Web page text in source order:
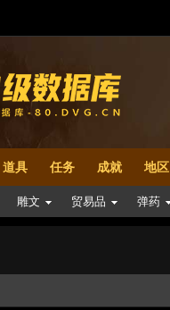
道具 任务 成就 地区
雕文 贸易品 弹药